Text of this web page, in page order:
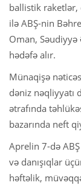
ballistik raketlər,
ilə ABŞ-nin
Oman, Səudiyyə
hədəfə alır.
Münaqişə
dəniz nəqliyyatı
ətrafında
bazarında neft
Aprelin 7-də ABŞ
və danışıqlar
həftəlik,